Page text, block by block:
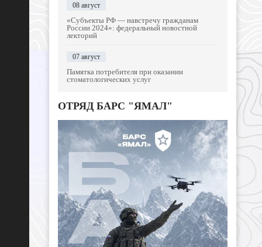
08 август
«Субъекты РФ — навстречу гражданам
России 2024»: федеральный новостной
лекторий
07 август
Памятка потребителя при оказании
стоматологических услуг
ОТРЯД БАРС "ЯМАЛ"